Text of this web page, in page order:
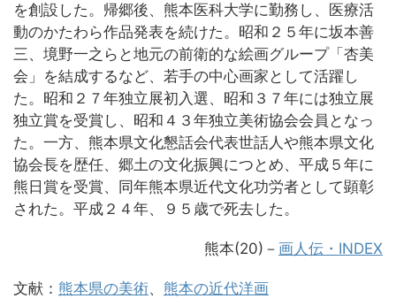
を創設した。帰郷後、熊本医科大学に勤務し、医療活
動のかたわら作品発表を続けた。昭和２５年に坂本善
三、境野一之らと地元の前衛的な絵画グループ「杏美
会」を結成するなど、若手の中心画家として活躍し
た。昭和２７年独立展初入選、昭和３７年には独立展
独立賞を受賞し、昭和４３年独立美術協会会員となっ
た。一方、熊本県文化懇話会代表世話人や熊本県文化
協会長を歴任、郷土の文化振興につとめ、平成５年に
熊日賞を受賞、同年熊本県近代文化功労者として顕彰
された。平成２４年、９５歳で死去した。
熊本(20)－ 画人伝・INDEX
文献： 熊本県の美術、 熊本の近代洋画